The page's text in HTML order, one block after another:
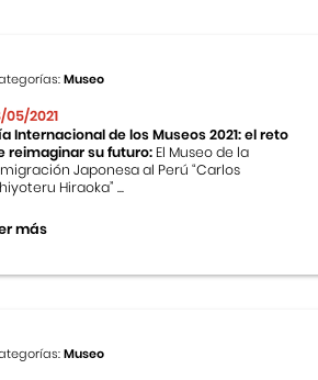
Museo
05/2021
Internacional de los Museos 2021: el reto
reimaginar su futuro: El Museo de la
Japonesa al Perú “Carlos
Hiraoka” ...
más
Museo